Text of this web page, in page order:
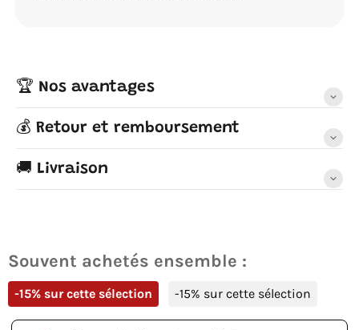
🏆 Nos avantages
💰 Retour et remboursement
🚚 Livraison
Souvent achetés ensemble :
-15% sur cette sélection -15% sur cette sélection